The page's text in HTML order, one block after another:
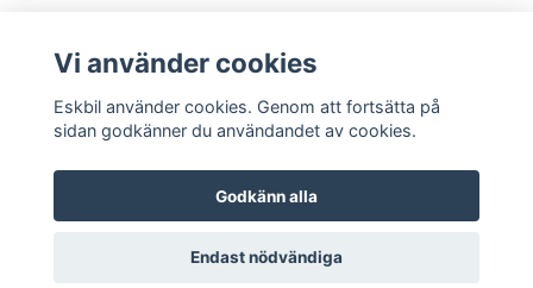
Kontakt Köpvillkor
© Copyright 2026 Eskbil.se
Vi använder cookies
Eskbil använder cookies. Genom att fortsätta på
sidan godkänner du användandet av cookies.
Godkänn alla
Endast nödvändiga